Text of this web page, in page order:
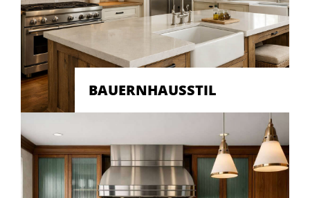
BAUERNHAUSSTIL